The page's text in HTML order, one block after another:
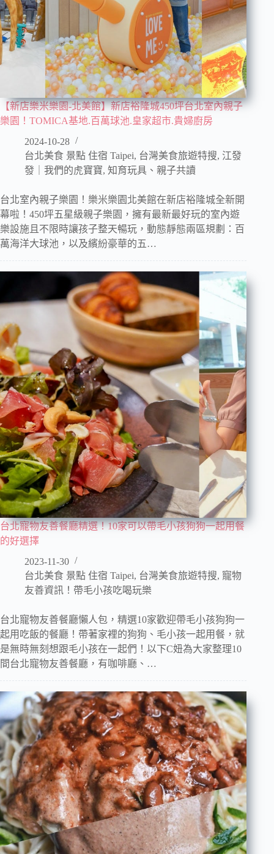
【新店樂米樂園-北美館】新店裕隆城450坪台北室內親子
樂園！TOMICA基地.百萬球池.皇家超市.貴婦廚房
2024-10-28
台北美食 景點 住宿 Taipei, 台灣美食旅遊特搜, 江發
發｜我們的虎寶寶, 知育玩具、親子共讀
台北室內親子樂園！樂米樂園北美館在新店裕隆城全新開
幕啦！450坪五星級親子樂園，擁有最新最好玩的室內遊
樂設施且不限時讓孩子整天暢玩，動態靜態兩區規劃：百
萬海洋大球池，以及繽紛豪華的五…
台北寵物友善餐廳精選！10家可以帶毛小孩狗狗一起用餐
的好選擇
2023-11-30
台北美食 景點 住宿 Taipei, 台灣美食旅遊特搜, 寵物
友善資訊！帶毛小孩吃喝玩樂
台北寵物友善餐廳懶人包，精選10家歡迎帶毛小孩狗狗一
起用吃飯的餐廳！帶著家裡的狗狗、毛小孩一起用餐，就
是無時無刻想跟毛小孩在一起們！以下C妞為大家整理10
間台北寵物友善餐廳，有咖啡廳、…